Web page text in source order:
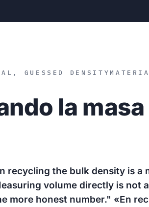
GUESSED DENSITY
la masa
recycling the bulk density is a
volume directly is not
more honest number." «En